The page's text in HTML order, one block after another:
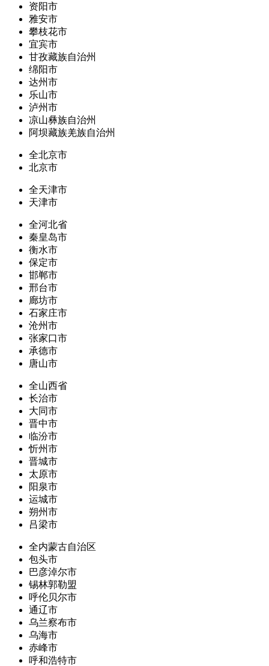
资阳市
雅安市
攀枝花市
宜宾市
甘孜藏族自治州
绵阳市
达州市
乐山市
泸州市
凉山彝族自治州
阿坝藏族羌族自治州
全北京市
北京市
全天津市
天津市
全河北省
秦皇岛市
衡水市
保定市
邯郸市
邢台市
廊坊市
石家庄市
沧州市
张家口市
承德市
唐山市
全山西省
长治市
大同市
晋中市
临汾市
忻州市
晋城市
太原市
阳泉市
运城市
朔州市
吕梁市
全内蒙古自治区
包头市
巴彦淖尔市
锡林郭勒盟
呼伦贝尔市
通辽市
乌兰察布市
乌海市
赤峰市
呼和浩特市